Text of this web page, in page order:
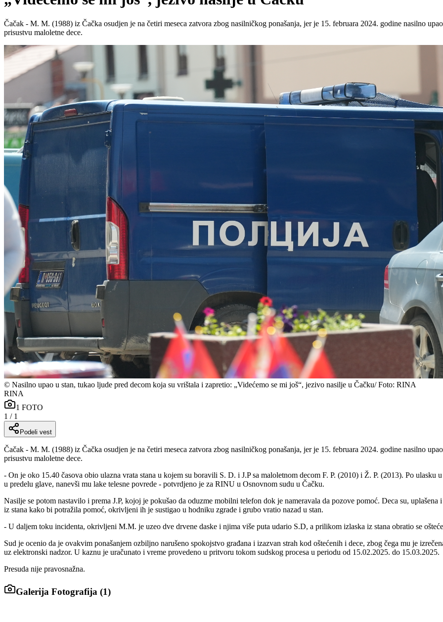
Čačak - M. M. (1988) iz Čačka osudjen je na četiri meseca zatvora zbog nasilničkog ponašanja, jer je 15. februara 2024. godine nasilno
prisustvu maloletne dece.
© Nasilno upao u stan, tukao ljude pred decom koja su vrištala i zapretio: „Videćemo se mi još“, jezivo nasilje u Čačku/ Foto: RINA
RINA
1 FOTO
1 / 1
Podeli vest
Čačak - M. M. (1988) iz Čačka osudjen je na četiri meseca zatvora zbog nasilničkog ponašanja, jer je 15. februara 2024. godine nasilno
prisustvu maloletne dece.
- On je oko 15.40 časova obio ulazna vrata stana u kojem su boravili S. D. i J.P sa maloletnom decom F. P. (2010) i Ž. P. (2013). Po
u predelu glave, nanevši mu lake telesne povrede - potvrdjeno je za RINU u Osnovnom sudu u Čačku.
Nasilje se potom nastavilo i prema J.P, kojoj je pokušao da oduzme mobilni telefon dok je nameravala da pozove pomoć. Deca su,
iz stana kako bi potražila pomoć, okrivljeni ih je sustigao u hodniku zgrade i grubo vratio nazad u stan.
- U daljem toku incidenta, okrivljeni M.M. je uzeo dve drvene daske i njima više puta udario S.D, a prilikom izlaska iz stana obratio se
Sud je ocenio da je ovakvim ponašanjem ozbiljno narušeno spokojstvo građana i izazvan strah kod oštećenih i dece, zbog čega mu je
uz elektronski nadzor. U kaznu je uračunato i vreme provedeno u pritvoru tokom sudskog procesa u periodu od 15.02.2025. do 15.03.2025.
Presuda nije pravosnažna.
Galerija Fotografija (1)